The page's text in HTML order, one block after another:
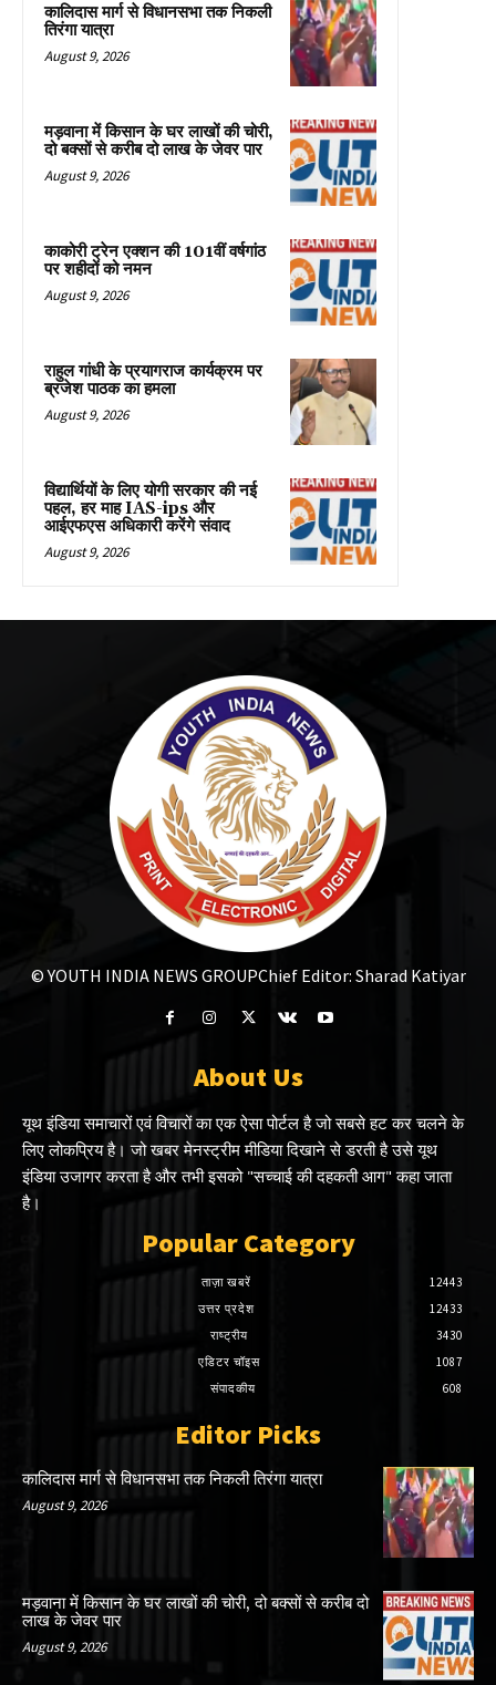
कालिदास मार्ग से विधानसभा तक निकली
तिरंगा यात्रा
August 9, 2026
मड़वाना में किसान के घर लाखों की चोरी,
दो बक्सों से करीब दो लाख के जेवर पार
August 9, 2026
काकोरी ट्रेन एक्शन की 101वीं वर्षगांठ
पर शहीदों को नमन
August 9, 2026
राहुल गांधी के प्रयागराज कार्यक्रम पर
ब्रजेश पाठक का हमला
August 9, 2026
विद्यार्थियों के लिए योगी सरकार की नई
पहल, हर माह IAS-ips और
आईएफएस अधिकारी करेंगे संवाद
August 9, 2026
© YOUTH INDIA NEWS GROUPChief Editor: Sharad Katiyar
About Us
यूथ इंडिया समाचारों एवं विचारों का एक ऐसा पोर्टल है जो सबसे हट कर चलने के
लिए लोकप्रिय है। जो खबर मेनस्ट्रीम मीडिया दिखाने से डरती है उसे यूथ
इंडिया उजागर करता है और तभी इसको "सच्चाई की दहकती आग" कहा जाता
है।
Popular Category
ताज़ा खबरें
12443
उत्तर प्रदेश
12433
राष्ट्रीय
3430
एडिटर चॉइस
1087
संपादकीय
608
Editor Picks
कालिदास मार्ग से विधानसभा तक निकली तिरंगा यात्रा
August 9, 2026
मड़वाना में किसान के घर लाखों की चोरी, दो बक्सों से करीब दो
लाख के जेवर पार
August 9, 2026